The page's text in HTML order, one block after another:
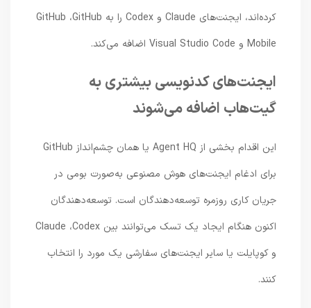
کرده‌اند، ایجنت‌های Claude و Codex را به GitHub ،GitHub
Mobile و Visual Studio Code اضافه می‌کند.
ایجنت‌های کدنویسی بیشتری به
گیت‌هاب اضافه می‌شوند
این اقدام بخشی از Agent HQ یا همان چشم‌انداز GitHub
برای ادغام ایجنت‌های هوش مصنوعی به‌صورت بومی در
جریان کاری روزمره توسعه‌دهندگان است. توسعه‌دهندگان
اکنون هنگام ایجاد یک تسک می‌توانند بین Claude ،Codex
و کوپایلت یا سایر ایجنت‌های سفارشی یک مورد را انتخاب